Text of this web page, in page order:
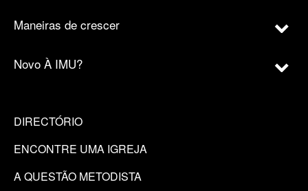
Maneiras de crescer
Novo À IMU?
DIRECTÓRIO
ENCONTRE UMA IGREJA
A QUESTÃO METODISTA